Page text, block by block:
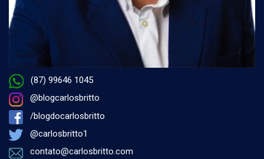
(87) 99646 1045
@blogcarlosbritto
/blogdocarlosbritto
@carlosbritto1
contato@carlosbritto.com